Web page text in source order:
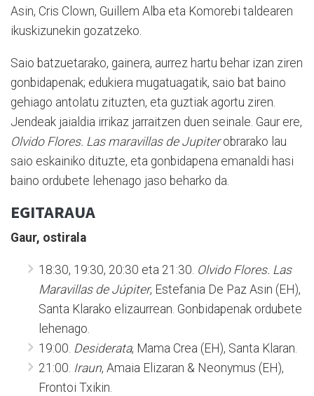
Asin, Cris Clown, Guillem Alba eta Komorebi taldearen
ikuskizunekin gozatzeko.
Saio batzuetarako, gainera, aurrez hartu behar izan ziren
gonbidapenak; edukiera mugatuagatik, saio bat baino
gehiago antolatu zituzten, eta guztiak agortu ziren.
Jendeak jaialdia irrikaz jarraitzen duen seinale. Gaur ere,
Olvido Flores. Las maravillas de Jupiterobrarako lau
saio eskainiko dituzte, eta gonbidapena emanaldi hasi
baino ordubete lehenago jaso beharko da.
EGITARAUA
Gaur, ostirala
18:30, 19:30, 20:30 eta 21:30. Olvido Flores. Las
Maravillas de Júpiter, Estefania De Paz Asin (EH),
Santa Klarako elizaurrean. Gonbidapenak ordubete
lehenago.
19:00. Desiderata, Mama Crea (EH), Santa Klaran.
21:00. Iraun, Amaia Elizaran & Neonymus (EH),
Frontoi Txikin.